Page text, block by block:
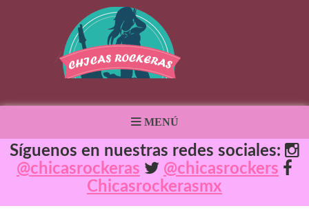
MENÚ
Síguenos en nuestras redes sociales:
@chicasrockeras
@chicasrockers
Chicasrockerasmx